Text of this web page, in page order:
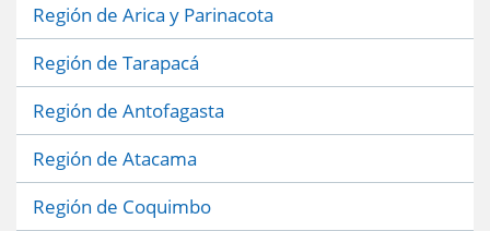
Región de Arica y Parinacota
Región de Tarapacá
Región de Antofagasta
Región de Atacama
Región de Coquimbo